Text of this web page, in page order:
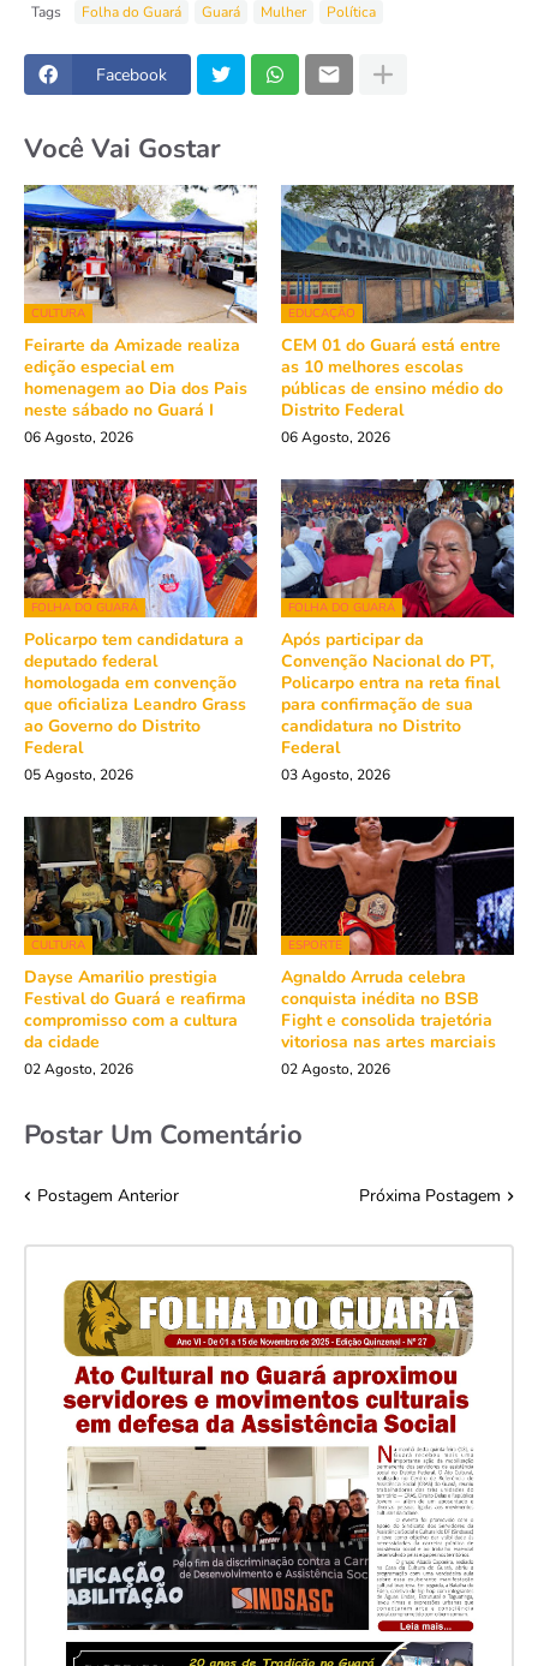
Tags Folha do Guará Guará Mulher Política
Facebook
Você Vai Gostar
CULTURA
Feirarte da Amizade realiza
edição especial em
homenagem ao Dia dos Pais
neste sábado no Guará I
06 Agosto, 2026
EDUCAÇÃO
CEM 01 do Guará está entre
as 10 melhores escolas
públicas de ensino médio do
Distrito Federal
06 Agosto, 2026
FOLHA DO GUARÁ
Policarpo tem candidatura a
deputado federal
homologada em convenção
que oficializa Leandro Grass
ao Governo do Distrito
Federal
05 Agosto, 2026
FOLHA DO GUARÁ
Após participar da
Convenção Nacional do PT,
Policarpo entra na reta final
para confirmação de sua
candidatura no Distrito
Federal
03 Agosto, 2026
CULTURA
Dayse Amarilio prestigia
Festival do Guará e reafirma
compromisso com a cultura
da cidade
02 Agosto, 2026
ESPORTE
Agnaldo Arruda celebra
conquista inédita no BSB
Fight e consolida trajetória
vitoriosa nas artes marciais
02 Agosto, 2026
Postar Um Comentário
Postagem Anterior Próxima Postagem